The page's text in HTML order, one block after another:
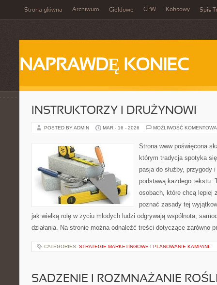
Strona główna Archiwum Giełdowe GPW Koksowy Spis
NAPRAWDĘ KONIEC
INSTRUKTORZY I DRUŻYNOWI
POSTED BY ADMIN MAR - 16 - 2026 MOŻLIWOŚĆ
Strona www poświęcona
którym tradycja spotyka
pasja do służby, przygody
podstawą każdego tekstu.
osobach, które chcą lepiej
poznać zasady tej
jak wielką rolę w życiu młodych ludzi odgrywają wspólnota,
działania. Na stronie można odnaleźć treści dotyczące zarówno
CATEGORIES: STRATEGIE MARKETINGOWE I PLANOWANIE KAMPANII
SADZENIE I ROZMNAŻANIE